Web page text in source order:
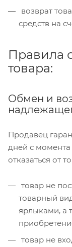
возврат
средств на
Правила
товара:
Обмен и
Продавец
дней с
отказаться от
товар не
товарный
ярлыками, а
товар не